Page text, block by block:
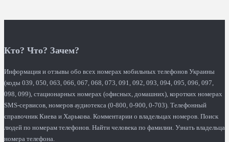
Кто? Что? Зачем?
Информация и отзывы обо всех номерах мобильных телефонов Украины
(коды 039, 050, 063, 066, 067, 068, 073, 091, 092, 093, 094, 095, 096, 097,
098, 099), стационарных номерах (офисных, домашних), коротких номерах
SMS-сервисов, номеров аудиотекса (0-800, 0-900, 0-703). Телефонный
справочник Киева и Харькова. Комментарии о владельцах номеров. Поиск
людей по номерам телефонов. Найти человека по фамилии. Узнать владельца
номера телефона.